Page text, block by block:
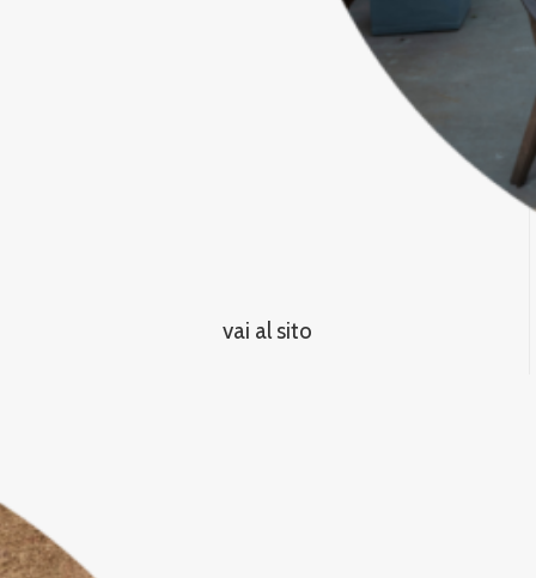
vai al sito